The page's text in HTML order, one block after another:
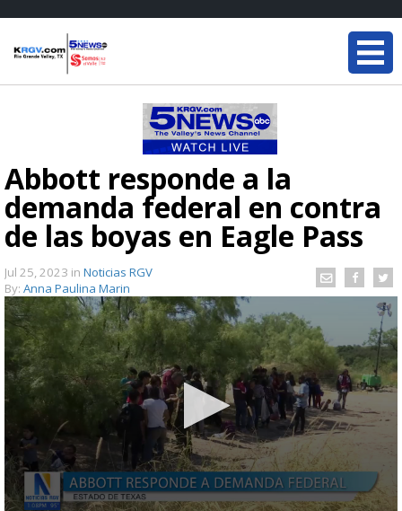
Abbott responde a la
demanda federal en contra
de las boyas en Eagle Pass
Jul 25, 2023 in Noticias RGV
By: Anna Paulina Marin